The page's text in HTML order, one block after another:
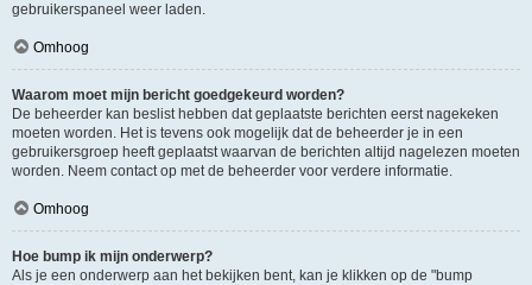
gebruikerspaneel weer laden.
Omhoog
Waarom moet mijn bericht goedgekeurd worden?
De beheerder kan beslist hebben dat geplaatste berichten eerst nagekeken
moeten worden. Het is tevens ook mogelijk dat de beheerder je in een
gebruikersgroep heeft geplaatst waarvan de berichten altijd nagelezen moeten
worden. Neem contact op met de beheerder voor verdere informatie.
Omhoog
Hoe bump ik mijn onderwerp?
Als je een onderwerp aan het bekijken bent, kan je klikken op de "bump